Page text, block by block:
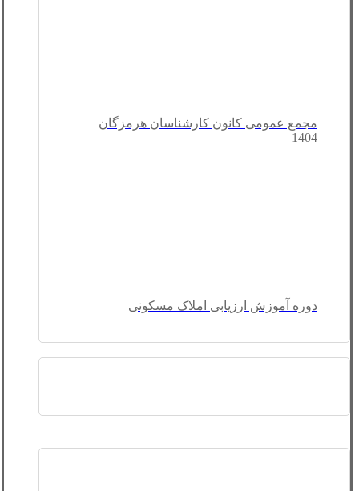
مجمع عمومی کانون کارشناسان هرمزگان
1404
دوره آموزش ارزیابی املاک مسکونی